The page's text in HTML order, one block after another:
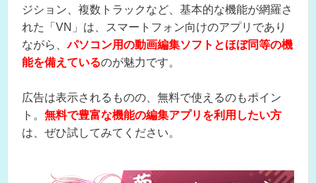
ジション、複数トラックなど、基本的な機能が網羅さ
れた「VN」は、スマートフォン向けのアプリであり
ながら、パソコン用の動画編集ソフトとほぼ同等の機
能を備えているのが魅力です。
広告は表示されるものの、無料で使えるのもポイン
ト。 無料で豊富な機能の編集アプリを利用したい方
は、ぜひ試してみてください。